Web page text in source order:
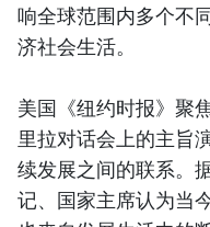
响全球范围内多个不
济社会生活。
美国《纽约时报》聚
里拉对话会上的主旨
续发展之间的联系。
记、国家主席认为当